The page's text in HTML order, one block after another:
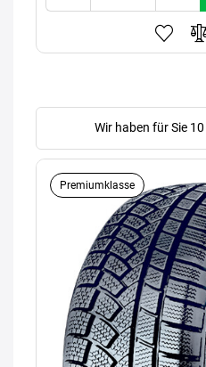
Wir haben für Sie
Premiumklasse